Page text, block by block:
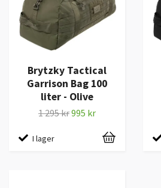
Brytzky Tactical
Garrison Bag 100
liter - Olive
1 295 kr995 kr
I lager